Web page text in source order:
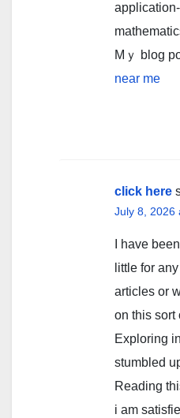
Μｙ blog
near me
click here
July 8, 2026
I have
little for
articles or
on this sort
Exploring
stumbled
Reading
i am